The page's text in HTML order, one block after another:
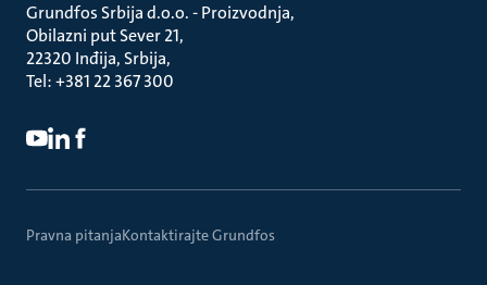
Grundfos Srbija d.o.o. - Proizvodnja
Obilazni put Sever 21
22320 Inđija, Srbija
Tel: +381 22 367 300
Pravna pitanjaKontaktirajte Grundfos